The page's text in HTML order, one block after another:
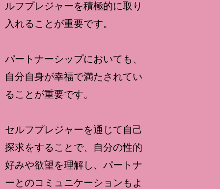
ルフプレジャーを積極的に取り
入れることが重要です。
パートナーシップにおいても、
自分自身が幸福で満たされてい
ることが重要です。
セルフプレジャーを通じて自己
探求をすることで、自分の性的
好みや欲望を理解し、パートナ
ーとのコミュニケーションもよ